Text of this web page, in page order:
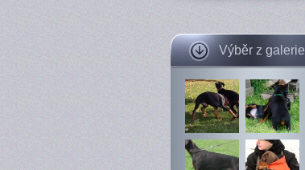
Výběr z galerie